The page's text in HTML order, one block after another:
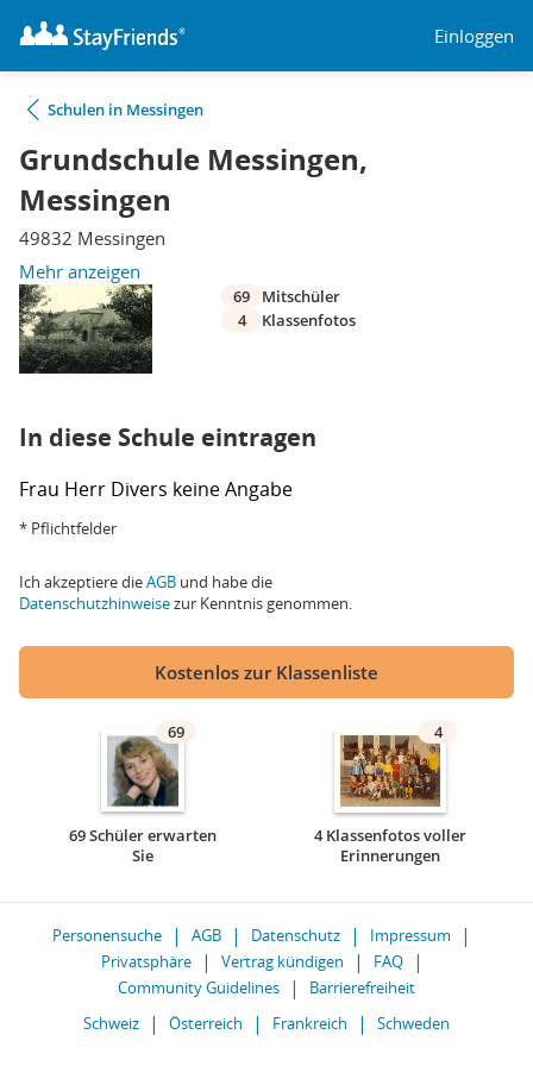
Einloggen
Schulen in Messingen
Grundschule Messingen,
Messingen
49832 Messingen
Mehr anzeigen
69
Mitschüler
4
Klassenfotos
In diese Schule eintragen
Frau Herr Divers keine Angabe
* Pflichtfelder
Ich akzeptiere dieAGB und habe die
Datenschutzhinweisezur Kenntnis genommen.
Kostenlos zur Klassenliste
69
69 Schüler erwarten
Sie
4
4 Klassenfotos voller
Erinnerungen
Personensuche AGB Datenschutz
Impressum
Privatsphäre
Vertrag kündigen
FAQ
Community Guidelines
Barrierefreiheit
Schweiz
Österreich Frankreich Schweden